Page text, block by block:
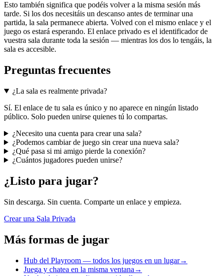
Esto también significa que podéis volver a la misma sesión más
tarde. Si los dos necesitáis un descanso antes de terminar una
partida, la sala permanece abierta. Volved con el mismo enlace y el
juego os estará esperando. El enlace privado es el identificador de
vuestra sala durante toda la sesión — mientras los dos lo tengáis, la
sala es accesible.
Preguntas frecuentes
¿La sala es realmente privada?
Sí. El enlace de tu sala es único y no aparece en ningún listado
público. Solo pueden unirse quienes tú lo compartas.
¿Necesito una cuenta para crear una sala?
¿Podemos cambiar de juego sin crear una nueva sala?
¿Qué pasa si mi amigo pierde la conexión?
¿Cuántos jugadores pueden unirse?
¿Listo para jugar?
Sin descarga. Sin cuenta. Comparte un enlace y empieza.
Crear una Sala Privada
Más formas de jugar
Hub del Playroom — todos los juegos en un lugar→
Juega y chatea en la misma ventana →